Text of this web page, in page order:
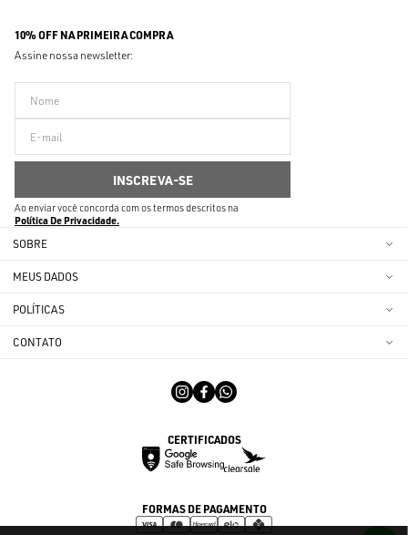
10% OFF NA PRIMEIRA COMPRA
Assine nossa newsletter:
Ao enviar você concorda com os termos descritos na
Política De Privacidade
SOBRE
MEUS DADOS
POLÍTICAS
CONTATO
CERTIFICADOS
FORMAS DE PAGAMENTO